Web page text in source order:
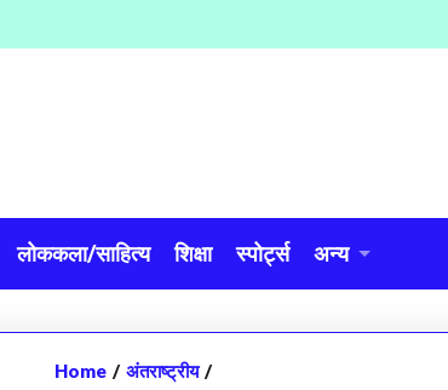
लोककला/साहित्य शिक्षा स्पोर्ट्स अन्य
Home / अंतराष्ट्रीय /